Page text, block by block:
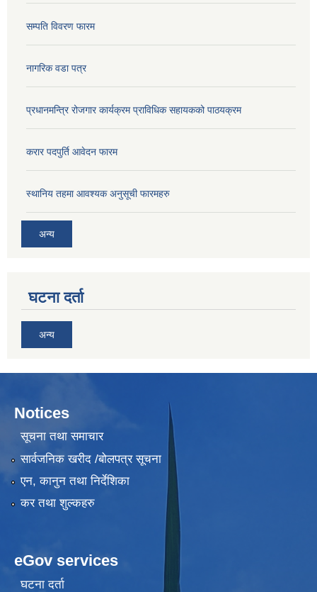
सम्पति विवरण फारम
नागरिक वडा पत्र
प्रधानमन्त्रि रोजगार कार्यक्रम प्राविधिक सहायकको पाठयक्रम
करार पदपुर्ति आवेदन फारम
स्थानिय तहमा आवश्यक अनुसूची फारमहरु
अन्य
घटना दर्ता
अन्य
Notices
सूचना तथा समाचार
सार्वजनिक खरीद /बोलपत्र सूचना
एन, कानुन तथा निर्देशिका
कर तथा शुल्कहरु
eGov services
घटना दर्ता